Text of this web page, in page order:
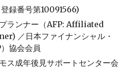
録番号第10091566)
ランナー（AFP: Affiliated
／日本ファイナンシャル・
協会会員
ス成年後見サポートセンター会